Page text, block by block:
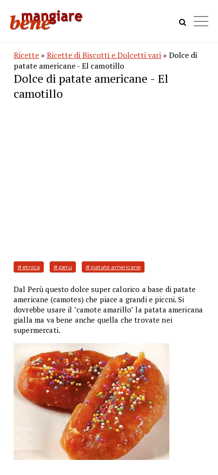
Ricette » Ricette di Biscotti e Dolcetti vari » Dolce di
patate americane - El camotillo
Dolce di patate americane - El
camotillo
# etnica # peru # patate americane
Dal Perù questo dolce super calorico a base di patate
americane (camotes) che piace a grandi e piccni. Si
dovrebbe usare il "camote amarillo" la patata americana
gialla ma va bene anche quella che trovate nei
supermercati.